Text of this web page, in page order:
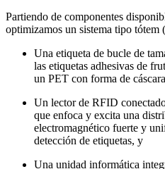
Partiendo de componentes
optimizamos un sistema tipo tótem
Una etiqueta de bucle de
las etiquetas adhesivas de
un PET con forma de
Un lector de RFID
que enfoca y excita una
electromagnético fuerte y
detección de etiquetas, y
Una unidad informática